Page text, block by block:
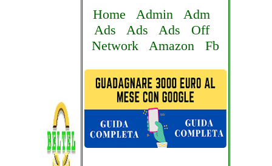
Home Admin
Adm
Ads
Ads Ads
Off
Network
Amazon Fb